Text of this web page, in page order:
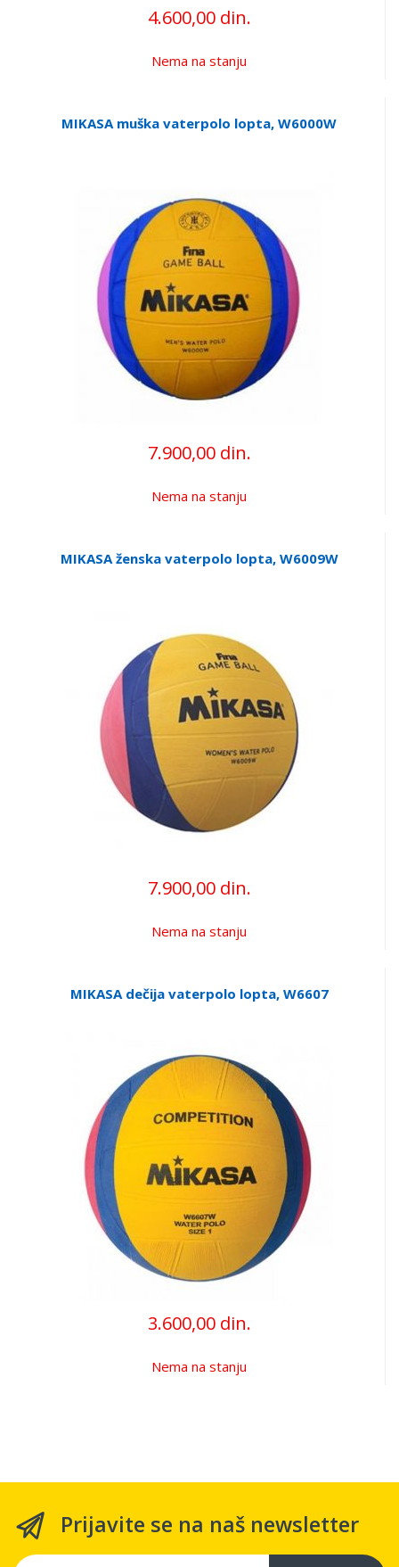
4.600,00 din.
Nema na stanju
MIKASA muška vaterpolo lopta, W6000W
7.900,00 din.
Nema na stanju
MIKASA ženska vaterpolo lopta, W6009W
7.900,00 din.
Nema na stanju
MIKASA dečija vaterpolo lopta, W6607
3.600,00 din.
Nema na stanju
Prijavite se na naš newsletter